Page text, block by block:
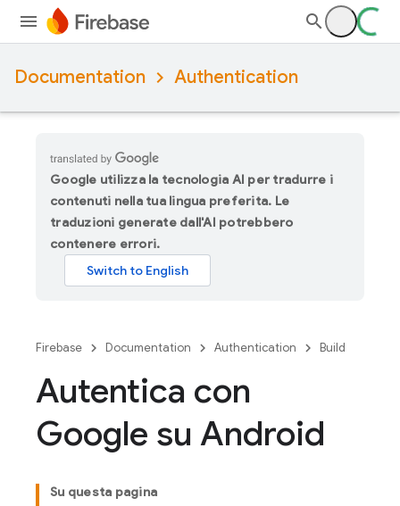
Documentation Authentication
Google utilizza la tecnologia AI per tradurre i
contenuti nella tua lingua preferita. Le
traduzioni generate dall'AI potrebbero
contenere errori.
Firebase Documentation Authentication Build
Autentica con
Google su Android
Su questa pagina